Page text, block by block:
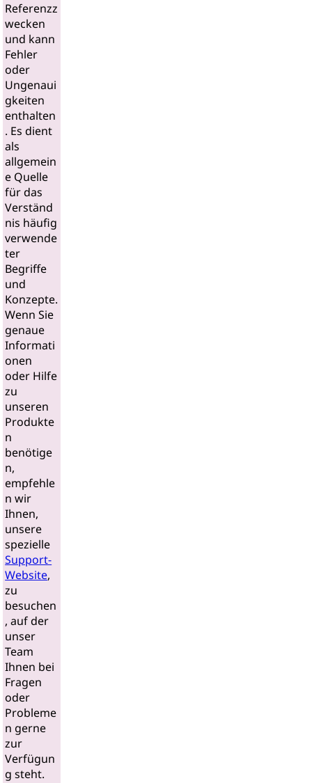
Referenzz
wecken
und kann
Fehler
oder
Ungenaui
gkeiten
enthalten
. Es dient
als
allgemein
e Quelle
für das
Verständ
nis häufig
verwende
ter
Begriffe
und
Konzepte.
Wenn Sie
genaue
Informati
onen
oder Hilfe
zu
unseren
Produkte
n
benötige
n,
empfehle
n wir
Ihnen,
unsere
spezielle
Support-
Website,
zu
besuchen
, auf der
unser
Team
Ihnen bei
Fragen
oder
Probleme
n gerne
zur
Verfügun
g steht.